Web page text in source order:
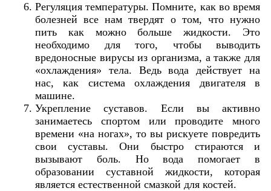
Регуляция температуры. Помните, как во время
болезней все нам твердят о том, что нужно
пить как можно больше жидкости. Это
необходимо для того, чтобы выводить
вредоносные вирусы из организма, а также для
«охлаждения» тела. Ведь вода действует на
нас, как система охлаждения двигателя в
машине.
Укрепление суставов. Если вы активно
занимаетесь спортом или проводите много
времени «на ногах», то вы рискуете повредить
свои суставы. Они быстро стираются и
вызывают боль. Но вода помогает в
образовании суставной жидкости, которая
является естественной смазкой для костей.